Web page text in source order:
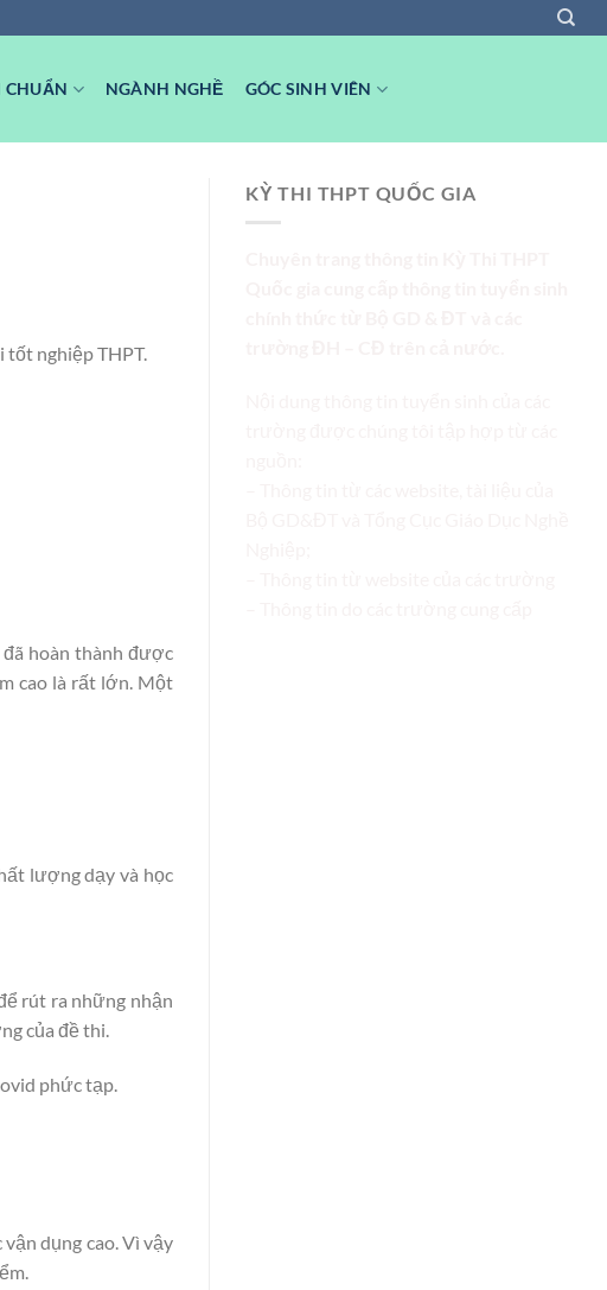
NGÀNH NGHỀ GÓC SINH VIÊN
tốt nghiệp THPT.
hoàn thành được
cao là rất lớn. Một
lượng dạy và học
rút ra những nhận
của đề thi.
phức tạp.
dụng cao. Vì vậy
KỲ THI THPT QUỐC GIA